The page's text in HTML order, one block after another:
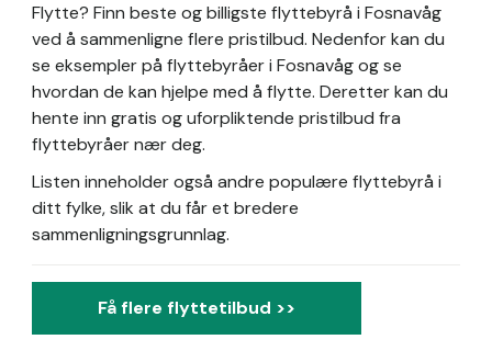
Flytte? Finn beste og billigste flyttebyrå i Fosnavåg
ved å sammenligne flere pristilbud. Nedenfor kan du
se eksempler på flyttebyråer i Fosnavåg og se
hvordan de kan hjelpe med å flytte. Deretter kan du
hente inn gratis og uforpliktende pristilbud fra
flyttebyråer nær deg.
Listen inneholder også andre populære flyttebyrå i
ditt fylke, slik at du får et bredere
sammenligningsgrunnlag.
Få flere flyttetilbud >>